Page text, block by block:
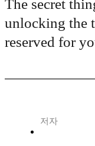
The secret
unlocking the
reserved for
저자